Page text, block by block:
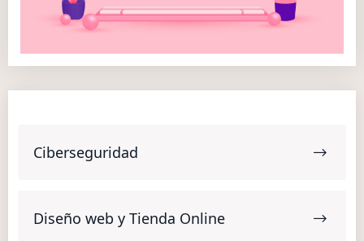
Ciberseguridad
Diseño web y Tienda Online